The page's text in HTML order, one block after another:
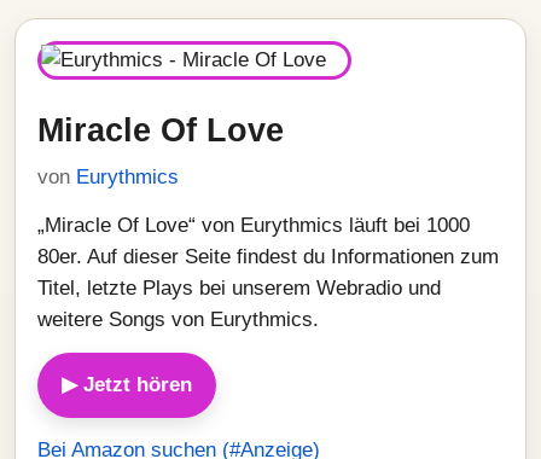
Miracle Of Love
von Eurythmics
„Miracle Of Love“ von Eurythmics läuft bei 1000
80er. Auf dieser Seite findest du Informationen zum
Titel, letzte Plays bei unserem Webradio und
weitere Songs von Eurythmics.
▶ Jetzt hören
Bei Amazon suchen (#Anzeige)